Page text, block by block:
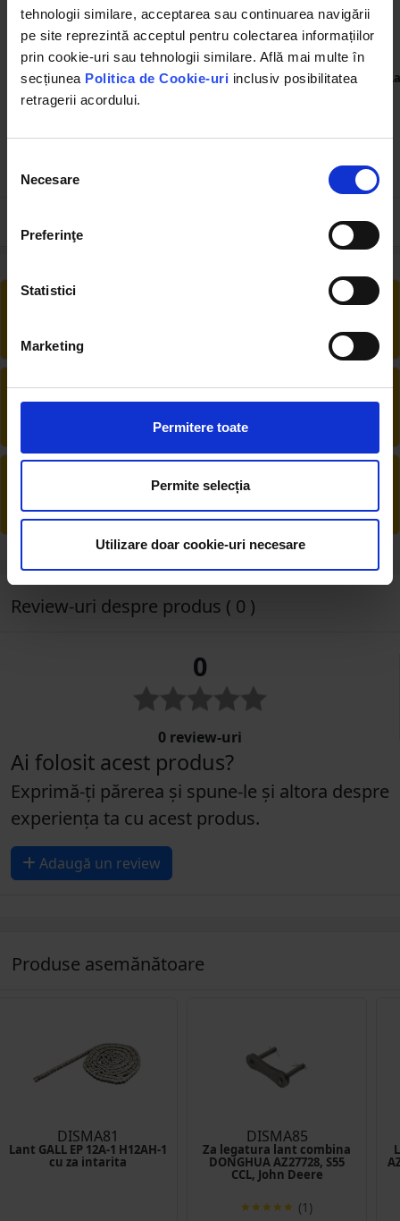
tehnologii similare, acceptarea sau continuarea navigării
pe site reprezintă acceptul pentru colectarea informațiilor
prin cookie-uri sau tehnologii similare. Află mai multe în
secțiunea Politica de Cookie-uri inclusiv posibilitatea
retragerii acordului.
consimțământului
Necesare
Preferinţe
Statistici
Marketing
Permitere toate
Permite selecția
Utilizare doar cookie-uri necesare
DISPA58
Lant GALL 8A-1 5M (cu o za
73.00 RON
DISPA56
Lant GALL 12A-1 5M (cu o za
de legatura)
produsele de care ai nevoie fără griji
DESCHIDERE COLET
La livrare, verifici produsele împreună cu
șoferul înainte de a face plata
Livrăm rapid, avem toate produsele în
depozitul nostru din Arad
Review-uri despre produs ( 0 )
0
0 review-uri
Ai folosit acest produs?
Exprimă-ți părerea și spune-le și altora despre
experiența ta cu acest produs.
Adaugă un review
Produse asemănătoare
DISMA81
Lant GALL EP 12A-1 H12AH-1
cu za intarita
DISMA85
Za legatura lant combina
DONGHUA AZ27728, S55
CCL, John Deere
(1)